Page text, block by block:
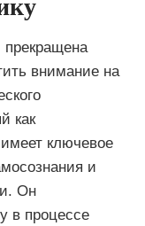
прекращена
внимание на
как
ключевое
и
Он
в процессе